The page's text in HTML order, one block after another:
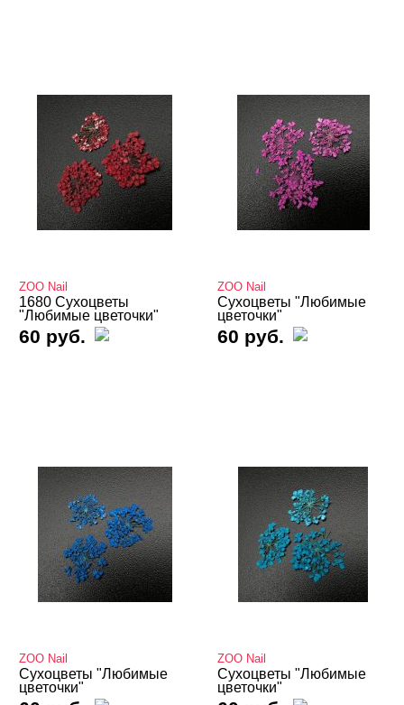
Декор "Радужная крошка", мармелад, крумбсы
Декор для роскошного дизайна ногтей
Кабашоны для выкраски
Камифубуки NEW
Карандаш-маркер
Кашемир
Наборы для дизайна
Нити, самоклеющаяся лента
Оформление выкрасок и дизайна
Пигменты/Пигменты-Втирки
Поталь, Сусальное золото
Ракушки, шелл-декор
ZOO Nail
1680 Сухоцветы
"Любимые цветочки"
60 руб.
ZOO Nail
Сухоцветы "Любимые
цветочки"
60 руб.
ZOO Nail
Сухоцветы "Любимые
цветочки"
ZOO Nail
Сухоцветы "Любимые
цветочки"